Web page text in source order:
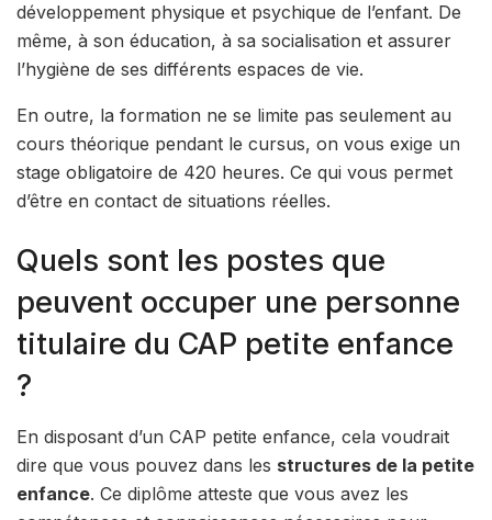
développement physique et psychique de l’enfant. De
même, à son éducation, à sa socialisation et assurer
l’hygiène de ses différents espaces de vie.
En outre, la formation ne se limite pas seulement au
cours théorique pendant le cursus, on vous exige un
stage obligatoire de 420 heures. Ce qui vous permet
d’être en contact de situations réelles.
Quels sont les postes que
peuvent occuper une personne
titulaire du CAP petite enfance
?
En disposant d’un CAP petite enfance, cela voudrait
dire que vous pouvez dans les structures de la petite
enfance. Ce diplôme atteste que vous avez les